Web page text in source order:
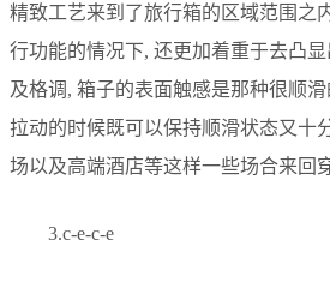
精致工艺来到了旅行箱的区域范围之
行功能的情况下, 还更加着重于去凸
及格调, 箱子的表面触感是那种很顺
拉动的时候既可以保持顺滑状态又十
场以及高端酒店等这样一些场合来回
3.c-e-c-e